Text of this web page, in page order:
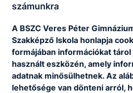
számunkra
A BSZC Veres Péter
Szakképző Iskola honlapja
formájában információkat
használt eszközén, amely
adatnak minősülhetnek. Az
lehetősége van dönteni arról,